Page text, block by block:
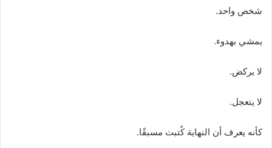
شخص واحد.
يمشي بهدوء.
لا يركض.
لا يتعجل.
كأنه يعرف أن النهاية كُتبت مسبقًا.